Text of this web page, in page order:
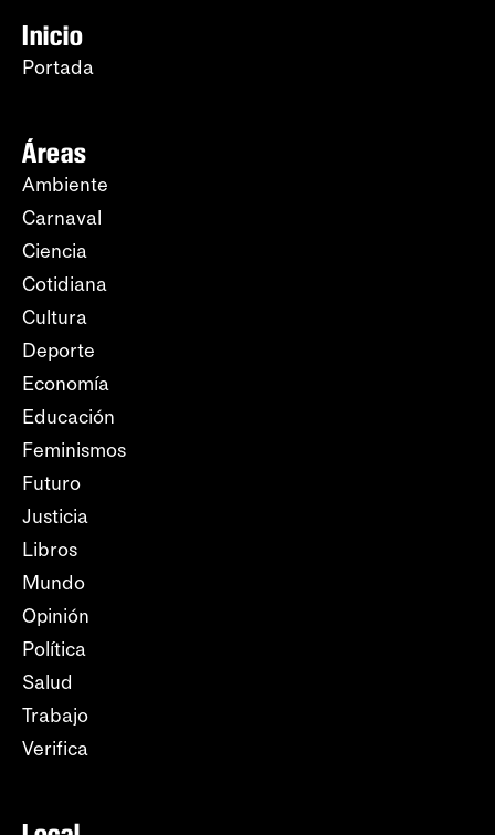
Inicio
Portada
Áreas
Ambiente
Carnaval
Ciencia
Cotidiana
Cultura
Deporte
Economía
Educación
Feminismos
Futuro
Justicia
Libros
Mundo
Opinión
Política
Salud
Trabajo
Verifica